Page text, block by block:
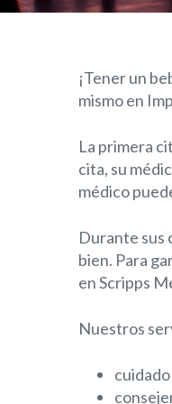
¡Tener un
mismo en
La primera
cita, su
médico
Durante sus
bien. Para
en Scripps
Nuestros